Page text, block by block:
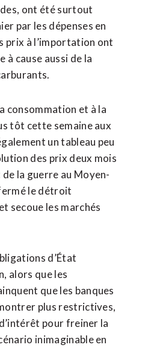
ont été surtout
par les dépenses en
prix à l’importation ont
à cause aussi de la
consommation et à la
tôt cette semaine aux
un tableau peu
des prix deux mois
la guerre au Moyen-
le détroit
secoue les marchés
d’État
alors que les
que les banques
plus restrictives,
pour freiner la
inimaginable en